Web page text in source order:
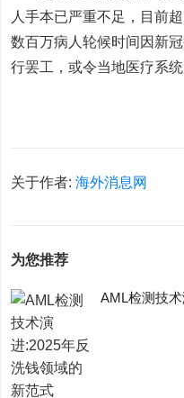
人手本已严重不足，目前
数百万病人轮候时间因新
行罢工，或令当地医疗系
关于作者:海外消息网
为您推荐
AML检测技